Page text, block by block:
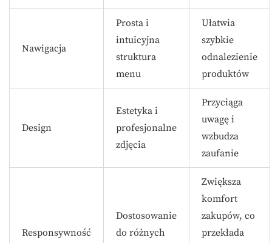
Nawigacja
Prosta i
intuicyjna
struktura
menu
Ułatwia
szybkie
odnalezienie
produktów
Design
Estetyka i
profesjonalne
zdjęcia
Przyciąga
uwagę i
wzbudza
zaufanie
Responsywność
Dostosowanie
do różnych
Zwiększa
komfort
zakupów, co
przekłada